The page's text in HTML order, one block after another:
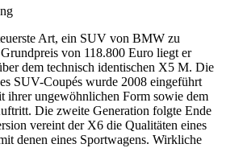
Art, ein SUV von BMW zu
von 118.800 Euro liegt er
dem technisch identischen X5 M. Die
SUV-Coupés wurde 2008 eingeführt
ihrer ungewöhnlichen Form sowie dem
Die zweite Generation folgte Ende
vereint der X6 die Qualitäten eines
denen eines Sportwagens. Wirkliche